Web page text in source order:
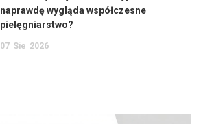
naprawdę wygląda współczesne
pielęgniarstwo?
07 Sie 2026